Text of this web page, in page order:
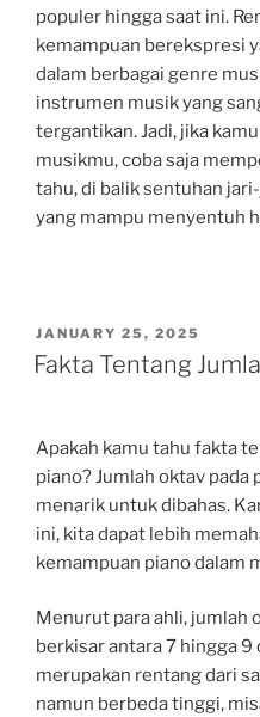
populer hingga saat ini.
kemampuan berekspresi
dalam berbagai genre
instrumen musik yang
tergantikan. Jadi, jika
musikmu, coba saja
tahu, di balik sentuhan
yang mampu menyentuh
POSTED
ON
JANUARY 25, 2025
Fakta Tentang
Apakah kamu tahu fakta
piano? Jumlah oktav pada
menarik untuk dibahas.
ini, kita dapat lebih
kemampuan piano dalam
Menurut para ahli, jumlah
berkisar antara 7 hingga 9
merupakan rentang dari
namun berbeda tinggi,